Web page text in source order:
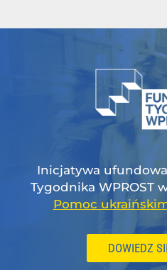
Inicjatywa
Tygodnika WPROST
Pomoc
DOWIEDZ